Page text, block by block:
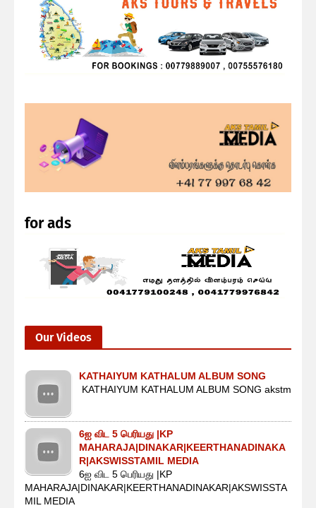
for ads
Our Videos
KATHAIYUM KATHALUM ALBUM SONG
KATHAIYUM KATHALUM ALBUM SONG akstm
6ஐ விட 5 பெரியது |KP
MAHARAJA|DINAKAR|KEERTHANADINAKA
R|AKSWISSTAMIL MEDIA
6ஐ விட 5 பெரியது |KP
MAHARAJA|DINAKAR|KEERTHANADINAKAR|AKSWISSTA
MIL MEDIA